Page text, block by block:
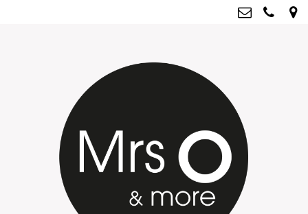
Kvk: Mrs O & more - 67796435
BTWnr: NL001835603B07